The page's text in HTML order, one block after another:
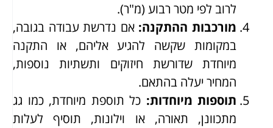
לרוב לפי מטר רבוע (מ"ר).
מורכבות ההתקנה: אם נדרשת עבודה בגובה,
במקומות שקשה להגיע אליהם, או התקנה
מיוחדת שדורשת חיזוקים ותשתיות נוספות,
המחיר יעלה בהתאם.
תוספות מיוחדות: כל תוספת מיוחדת, כמו גג
מתכוונן, תאורה, או וילונות, תוסיף לעלות